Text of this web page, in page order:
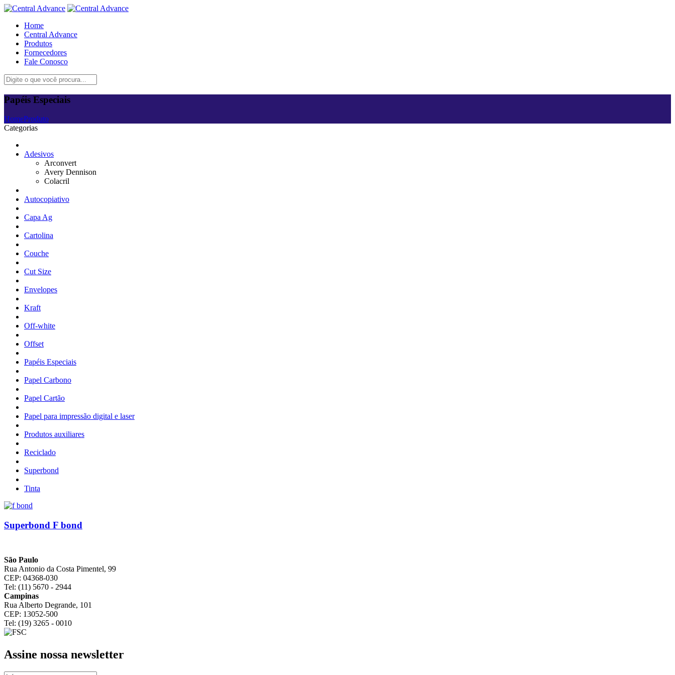
Home
Central Advance
Produtos
Fornecedores
Fale Conosco
Papéis Especiais
HomeProduto
Categorias
Adesivos
Arconvert
Avery Dennison
Colacril
Autocopiativo
Capa Ag
Cartolina
Couche
Cut Size
Envelopes
Kraft
Off-white
Offset
Papéis Especiais
Papel Carbono
Papel Cartão
Papel para impressão digital e laser
Produtos auxiliares
Reciclado
Superbond
Tinta
Superbond F bond
São Paulo
Rua Antonio da Costa Pimentel, 99
CEP: 04368-030
Tel: (11) 5670 - 2944
Campinas
Rua Alberto Degrande, 101
CEP: 13052-500
Tel: (19) 3265 - 0010
Assine nossa newsletter